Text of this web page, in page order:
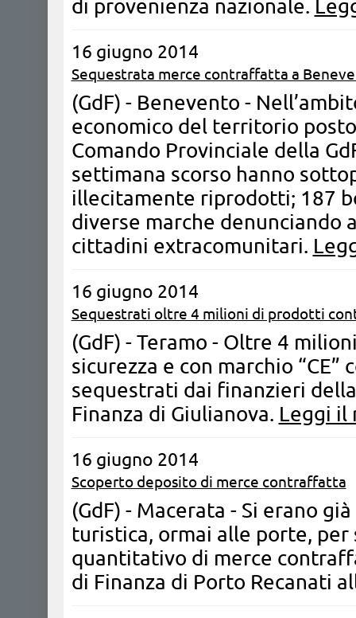
di provenienza nazionale.
16 giugno 2014
Sequestrata merce contraffatta a
(GdF) - Benevento -
economico del territorio
Comando Provinciale della
settimana scorso hanno
illecitamente riprodotti; 187
diverse marche denunciando
cittadini extracomunitari.
16 giugno 2014
Sequestrati oltre 4 milioni di prodotti
​(GdF) - Teramo - Oltre 4
sicurezza e con marchio
sequestrati dai finanzieri
Finanza di Giulianova. Leggi il
16 giugno 2014
Scoperto deposito di merce contraffatta
(GdF) - Macerata - Si erano
turistica, ormai alle porte, per
quantitativo di merce
di Finanza di Porto Recanati